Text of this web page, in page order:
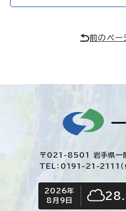
前のペー
〒021-8501 岩手県一
TEL：0191-21-2111（
今日の日付
2026年
8月9日
今日の天気
くもり